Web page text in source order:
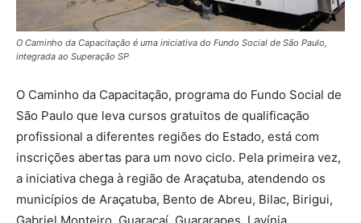
O Caminho da Capacitação é uma iniciativa do Fundo Social de São Paulo,
integrada ao Superação SP
O Caminho da Capacitação, programa do Fundo Social de
São Paulo que leva cursos gratuitos de qualificação
profissional a diferentes regiões do Estado, está com
inscrições abertas para um novo ciclo. Pela primeira vez,
a iniciativa chega à região de Araçatuba, atendendo os
municípios de Araçatuba, Bento de Abreu, Bilac, Birigui,